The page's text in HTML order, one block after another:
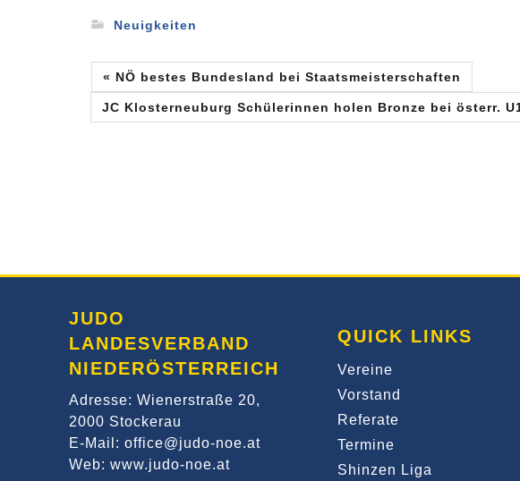
Neuigkeiten
« NÖ bestes Bundesland bei Staatsmeisterschaften
JC Klosterneuburg Schülerinnen holen Bronze bei österr.
JUDO
LANDESVERBAND
NIEDERÖSTERREICH
Adresse: Wienerstraße 20,
2000 Stockerau
E-Mail: office@judo-noe.at
Web: www.judo-noe.at
QUICK LINKS
Vereine
Vorstand
Referate
Termine
Shinzen Liga